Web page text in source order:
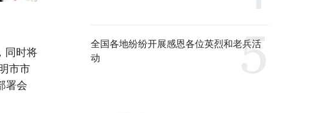
同时将
市市
署会
全国各地纷纷开展感恩各位英烈和老兵活
动